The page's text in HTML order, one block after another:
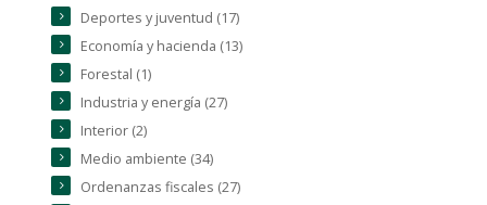
Deportes y juventud (17)
Economía y hacienda (13)
Forestal (1)
Industria y energía (27)
Interior (2)
Medio ambiente (34)
Ordenanzas fiscales (27)